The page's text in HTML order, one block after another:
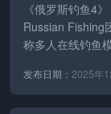
《俄罗斯钓鱼4
Russian Fishing
称多人在线钓鱼
发布日期： 2025年